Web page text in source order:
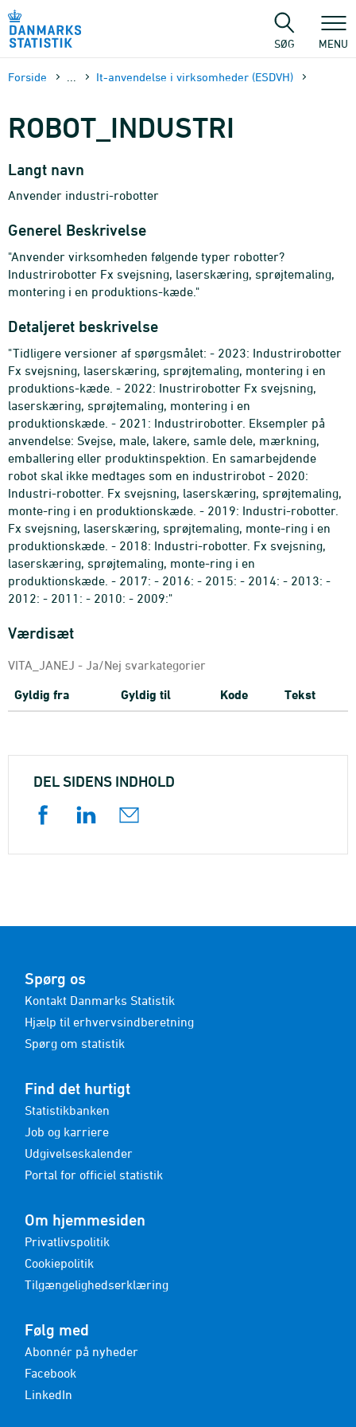
sidens
SØG MENU
Forside It-anvendelse i virksomheder (ESDVH)
ROBOT_INDUSTRI
Langt navn
Anvender industri-robotter
Generel Beskrivelse
"Anvender virksomheden følgende typer robotter?
Industrirobotter Fx svejsning, laserskæring, sprøjtemaling,
montering i en produktions-kæde."
Detaljeret beskrivelse
"Tidligere versioner af spørgsmålet: - 2023: Industrirobotter
Fx svejsning, laserskæring, sprøjtemaling, montering i en
produktions-kæde. - 2022: Inustrirobotter Fx svejsning,
laserskæring, sprøjtemaling, montering i en
produktionskæde. - 2021: Industrirobotter. Eksempler på
anvendelse: Svejse, male, lakere, samle dele, mærkning,
emballering eller produktinspektion. En samarbejdende
robot skal ikke medtages som en industrirobot - 2020:
Industri-robotter. Fx svejsning, laserskæring, sprøjtemaling,
monte-ring i en produktionskæde. - 2019: Industri-robotter.
Fx svejsning, laserskæring, sprøjtemaling, monte-ring i en
produktionskæde. - 2018: Industri-robotter. Fx svejsning,
laserskæring, sprøjtemaling, monte-ring i en
produktionskæde. - 2017: - 2016: - 2015: - 2014: - 2013: -
2012: - 2011: - 2010: - 2009:"
Værdisæt
VITA_JANEJ - Ja/Nej svarkategorier
Gyldig fra Gyldig til Kode Tekst
DEL SIDENS INDHOLD
Spørg os
Kontakt Danmarks Statistik
Hjælp til erhvervsindberetning
Spørg om statistik
Find det hurtigt
Statistikbanken
Job og karriere
Udgivelseskalender
Portal for officiel statistik
Om hjemmesiden
Privatlivspolitik
Cookiepolitik
Tilgængelighedserklæring
Følg med
Abonnér på nyheder
Facebook
LinkedIn